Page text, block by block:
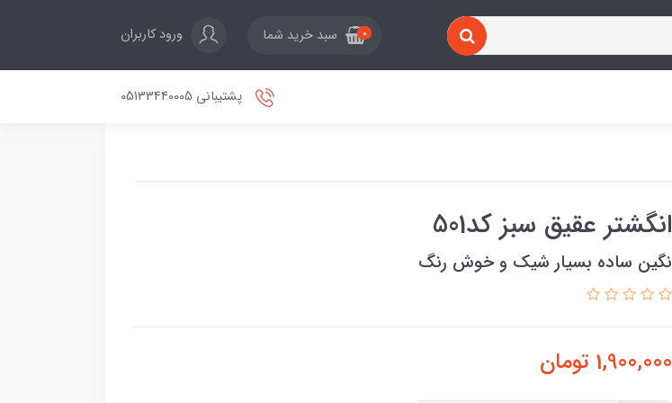
0 سبد خرید شما ورود کاربران
پشتیبانی 05133440005
انگشتر عقیق سبز کد501
نگین ساده بسیار شیک و خوش رنگ
1,900,000 تومان